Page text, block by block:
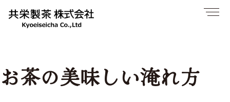
お茶の美味しい淹れ方